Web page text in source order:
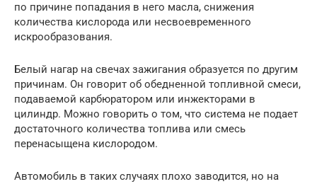
по причине попадания в него масла, снижения
количества кислорода или несвоевременного
искрообразования.
Белый нагар на свечах зажигания образуется по другим
причинам. Он говорит об обедненной топливной смеси,
подаваемой карбюратором или инжекторами в
цилиндр. Можно говорить о том, что система не подает
достаточного количества топлива или смесь
перенасыщена кислородом.
Автомобиль в таких случаях плохо заводится, но на